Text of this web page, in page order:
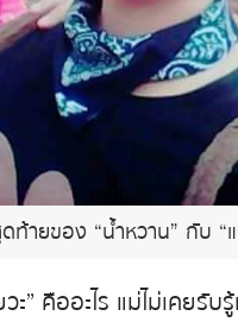
ท้ายของ “น้ำหวาน” กับ “
ะ” คืออะไร แม่ไม่เคยรั